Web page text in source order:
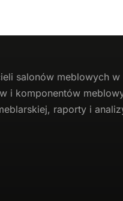
salonów meblowych
i komponentów
raporty i